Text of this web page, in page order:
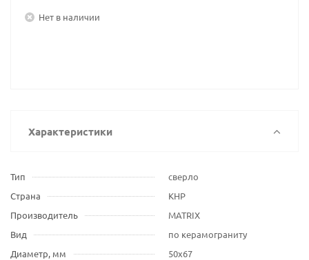
Нет в наличии
Характеристики
Тип
сверло
Страна
КНР
Производитель
MATRIX
Вид
по керамограниту
Диаметр, мм
50х67